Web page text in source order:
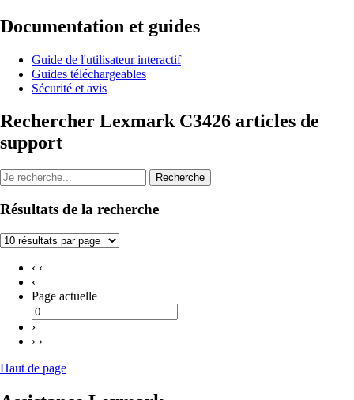
Documentation et guides
Guide de l'utilisateur interactif
Guides téléchargeables
Sécurité et avis
Rechercher Lexmark C3426 articles de
support
Recherche
Résultats de la recherche
‹ ‹
‹
Page actuelle
›
› ›
Haut de page